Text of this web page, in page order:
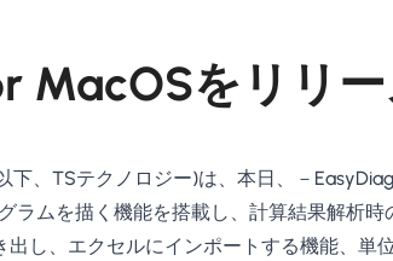
MacOSをリリ
、TSテクノロジー)は、本日、－
ラムを描く機能を搭載し、計算結果解析
出し、エクセルにインポートする機能、